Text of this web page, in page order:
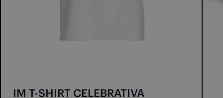
IM T-SHIRT CELEBRATIVA